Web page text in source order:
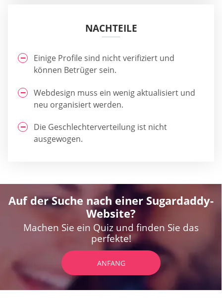
NACHTEILE
Einige Profile sind nicht verifiziert und
können Betrüger sein.
Webdesign muss ein wenig aktualisiert und
neu organisiert werden.
Die Geschlechterverteilung ist nicht
ausgewogen.
Auf der Suche nach einer Sugardaddy-
Website?
Machen Sie ein Quiz und finden Sie das
perfekte!
ANFANG